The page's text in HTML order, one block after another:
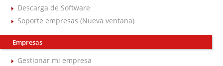
Descarga de Software
Soporte empresas (Nueva ventana)
Empresas
Gestionar mi empresa